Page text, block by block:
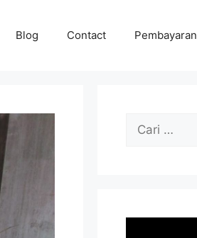
Blog Contact Pembayaran
Cari